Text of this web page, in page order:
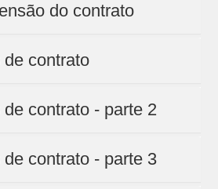
do contrato
de contrato
de contrato - parte 2
de contrato - parte 3